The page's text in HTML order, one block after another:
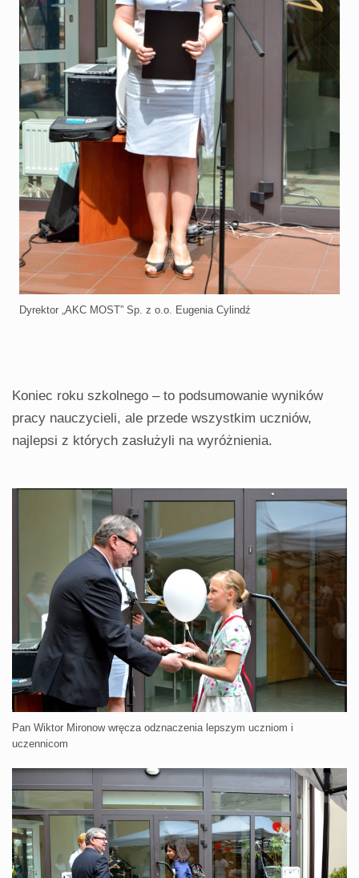
Dyrektor „AKC MOST” Sp. z o.o. Eugenia Cylindź
Koniec roku szkolnego – to podsumowanie wyników
pracy nauczycieli, ale przede wszystkim uczniów,
najlepsi z których zasłużyli na wyróżnienia.
Pan Wiktor Mironow wręcza odznaczenia lepszym uczniom i
uczennicom